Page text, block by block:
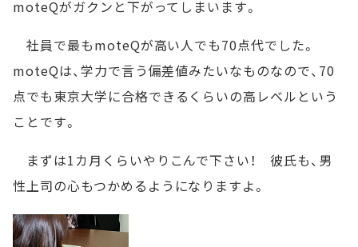
moteQがガクンと下がってしまいます。
社員で最もmoteQが高い人でも70点代でした。
moteQは、学力で言う偏差値みたいなものなので、70
点でも東京大学に合格できるくらいの高レベルという
ことです。
まずは1カ月くらいやりこんで下さい！ 彼氏も、男
性上司の心もつかめるようになりますよ。